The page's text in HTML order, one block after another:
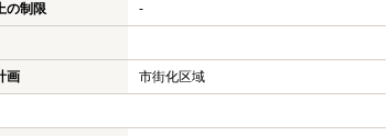
の制限 -
画 市街化区域